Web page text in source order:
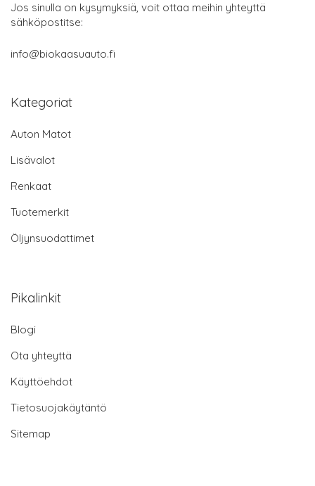
Jos sinulla on kysymyksiä, voit ottaa meihin yhteyttä
sähköpostitse:
info@biokaasuauto.fi
Kategoriat
Auton Matot
Lisävalot
Renkaat
Tuotemerkit
Öljynsuodattimet
Pikalinkit
Blogi
Ota yhteyttä
Käyttöehdot
Tietosuojakäytäntö
Sitemap